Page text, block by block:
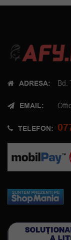
ADRESA: Bd.
EMAIL:
TELEFON: